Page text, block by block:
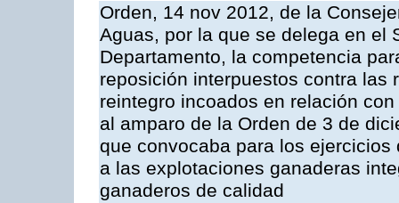
Orden, 14 nov 2012, de la
Aguas, por la que se delega en el
Departamento, la competencia
reposición interpuestos contra las
reintegro incoados en relación
al amparo de la Orden de 3 de
que convocaba para los
a las explotaciones ganaderas
ganaderos de calidad